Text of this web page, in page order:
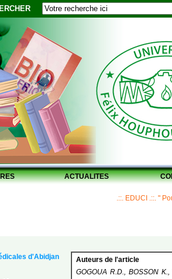
ACTUALITES
.::. EDUCI .::. " Pour
d'Abidjan
Auteurs de l'article
GOGOUA R.D., BOSSON